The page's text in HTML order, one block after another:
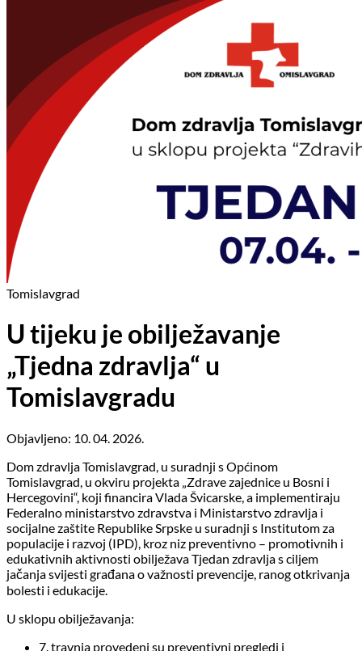
Tomislavgrad
U tijeku je obilježavanje
„Tjedna zdravlja“ u
Tomislavgradu
Objavljeno: 10. 04. 2026.
Dom zdravlja Tomislavgrad, u suradnji s Općinom
Tomislavgrad, u okviru projekta „Zdrave zajednice u Bosni i
Hercegovini“, koji financira Vlada Švicarske, a implementiraju
Federalno ministarstvo zdravstva i Ministarstvo zdravlja i
socijalne zaštite Republike Srpske u suradnji s Institutom za
populacije i razvoj (IPD), kroz niz preventivno – promotivnih i
edukativnih aktivnosti obilježava Tjedan zdravlja s ciljem
jačanja svijesti građana o važnosti prevencije, ranog otkrivanja
bolesti i edukacije.
U sklopu obilježavanja:
7. travnja provedeni su preventivni pregledi i